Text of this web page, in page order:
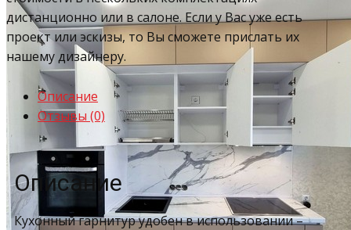
дистанционно или в салоне. Если у Вас уже есть
проект или эскизы, то Вы сможете прислать их
нашему дизайнеру.
Описание
Отзывы (0)
Описание
Кухонный гарнитур удобен в использовании –